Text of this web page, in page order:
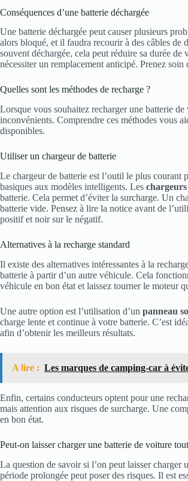
Conséquences d’une batterie déchargée
Une batterie déchargée peut causer plusieurs
alors bloqué, et il faudra recourir à des câbles de
souvent déchargée, cela peut réduire sa durée
nécessiter un remplacement anticipé. Prenez
Quelles sont les méthodes de recharge ?
Lorsque vous souhaitez recharger une batterie
inconvénients. Comprendre ces méthodes vous
disponibles.
Utiliser un chargeur de batterie
Le chargeur de batterie est l’outil le plus courant
basiques aux modèles intelligents. Les
batterie. Cela permet d’éviter la surcharge. Un
batterie vide. Pensez à lire la notice avant de
positif et noir sur le négatif.
Alternatives à la recharge standard
Il existe des alternatives intéressantes à la
batterie à partir d’un autre véhicule. Cela
véhicule en bon état et laissez tourner le moteur
Une autre option est l’utilisation d’un panneau
charge lente et continue à votre batterie. C’est
afin d’obtenir les meilleurs résultats.
A lire : Les marques de camping-car à
Enfin, certains conducteurs optent pour une
mais attention aux risques de surcharge. Une
en bon état.
Peut-on laisser charger une batterie de voiture
La question de savoir si l’on peut laisser charger
période prolongée peut poser des risques. Il est